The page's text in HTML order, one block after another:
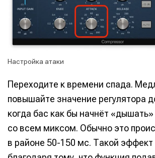
Настройка атаки
Переходите к времени спада.
повышайте значение регулятора
когда бас как бы начнёт
со всем миксом. Обычно это
в районе 50-150 мс. Такой эффект